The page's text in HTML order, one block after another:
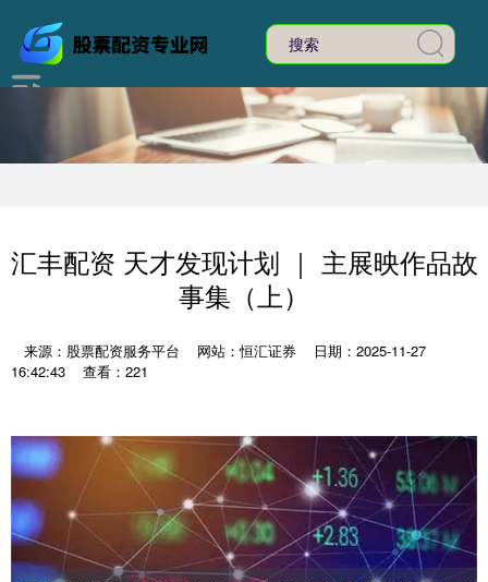
汇丰配资 天才发现计划 ｜ 主展映作品故
事集（上）
来源：股票配资服务平台 网站：恒汇证券
日期：2025-11-27
16:42:43
查看：221